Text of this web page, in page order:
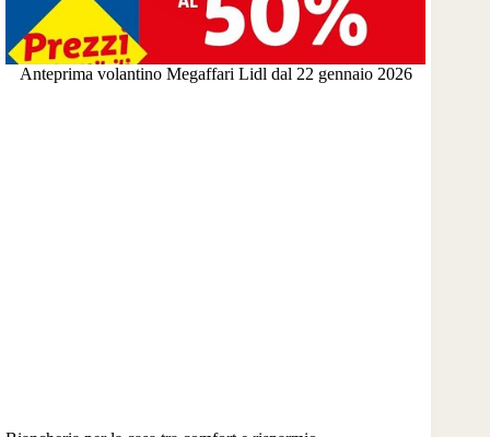
Anteprima volantino Megaffari Lidl dal 22 gennaio 2026